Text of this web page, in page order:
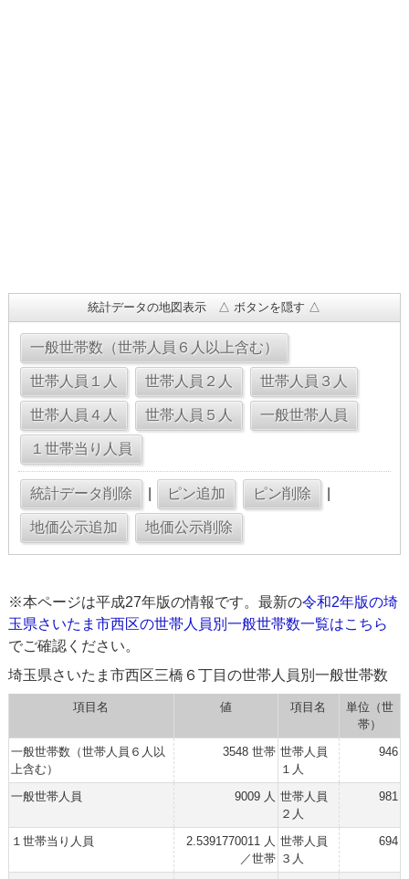
統計データの地図表示 △ ボタンを隠す △
※本ページは平成27年版の情報です。最新の令和2年版の埼
玉県さいたま市西区の世帯人員別一般世帯数一覧はこちら
でご確認ください。
埼玉県さいたま市西区三橋６丁目の世帯人員別一般世帯数
項目名 値 項目名
単位（世
帯）
一般世帯数（世帯人員６人以
上含む）
3548 世帯 世帯人員
１人
946
一般世帯人員 9009 人 世帯人員
２人
981
１世帯当り人員
2.5391770011 人
／世帯
世帯人員
３人
694